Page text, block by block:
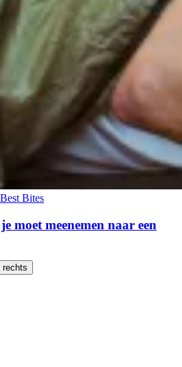
Best Bites
moet meenemen naar een
rechts